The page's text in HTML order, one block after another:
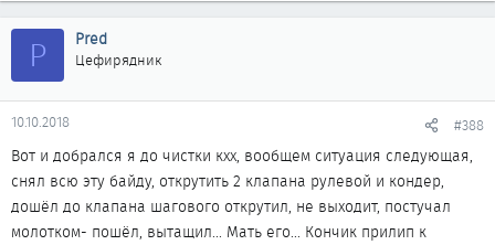
P Pred
Цефирядник
10.10.2018 #388
Вот и добрался я до чистки кхх, вообщем ситуация следующая,
снял всю эту байду, открутить 2 клапана рулевой и кондер,
дошёл до клапана шагового открутил, не выходит, постучал
молотком- пошёл, вытащил... Мать его... Кончик прилип к